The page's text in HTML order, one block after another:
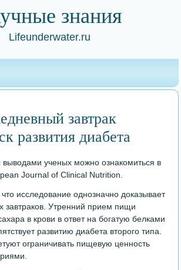
знания
Lifeunderwater.ru
завтрак
развития диабета
ученых можно ознакомиться в
Journal of Clinical Nutrition.
исследование однозначно доказывает
завтраков. Утренний прием пищи
в крови в ответ на богатую белками
развитию диабета второго типа.
ограничивать пищевую ценность